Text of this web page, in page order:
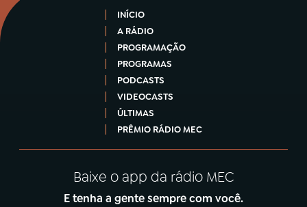
INÍCIO
A RÁDIO
PROGRAMAÇÃO
PROGRAMAS
PODCASTS
VIDEOCASTS
ÚLTIMAS
PRÊMIO RÁDIO MEC
Baixe o app da rádio MEC
E tenha a gente sempre com você.